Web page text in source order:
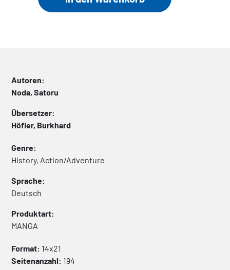
Autoren:
Noda, Satoru
Übersetzer:
Höfler, Burkhard
Genre:
History, Action/Adventure
Sprache:
Deutsch
Produktart:
MANGA
Format: 14x21
Seitenanzahl: 194